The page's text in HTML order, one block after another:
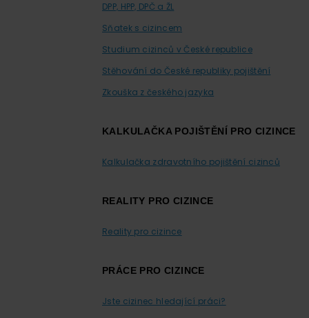
DPP, HPP, DPČ a ŽL
Sňatek s cizincem
Studium cizinců v České republice
Stěhování do České republiky pojištění
Zkouška z českého jazyka
KALKULAČKA POJIŠTĚNÍ PRO CIZINCE
Kalkulačka zdravotního pojištění cizinců
REALITY PRO CIZINCE
Reality pro cizince
PRÁCE PRO CIZINCE
Jste cizinec hledající práci?